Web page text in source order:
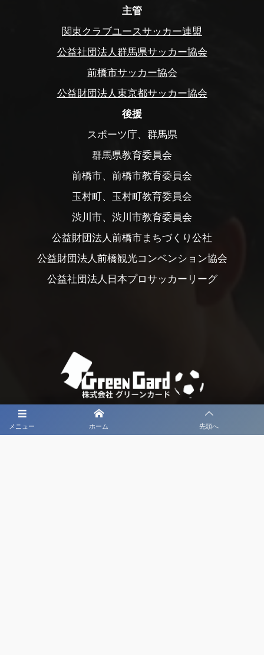
メニュー ホーム 先頭へ
主管
関東クラブユースサッカー連盟
公益社団法人群馬県サッカー協会
前橋市サッカー協会
公益財団法人東京都サッカー協会
後援
スポーツ庁、群馬県
群馬県教育委員会
前橋市、前橋市教育委員会
玉村町、玉村町教育委員会
渋川市、渋川市教育委員会
公益財団法人前橋市まちづくり公社
公益財団法人前橋観光コンベンション協会
公益社団法人日本プロサッカーリーグ